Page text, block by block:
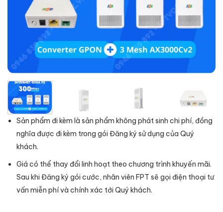
Sản phẩm đi kèm là sản phẩm không phát sinh chi phí, đồng
nghĩa được đi kèm trong gói Đăng ký sử dụng của Quý
khách.
Giá có thể thay đổi linh hoạt theo chương trình khuyến mãi.
Sau khi Đăng ký gói cước, nhân viên FPT sẽ gọi điện thoại tư
vấn miễn phí và chính xác tới Quý khách.